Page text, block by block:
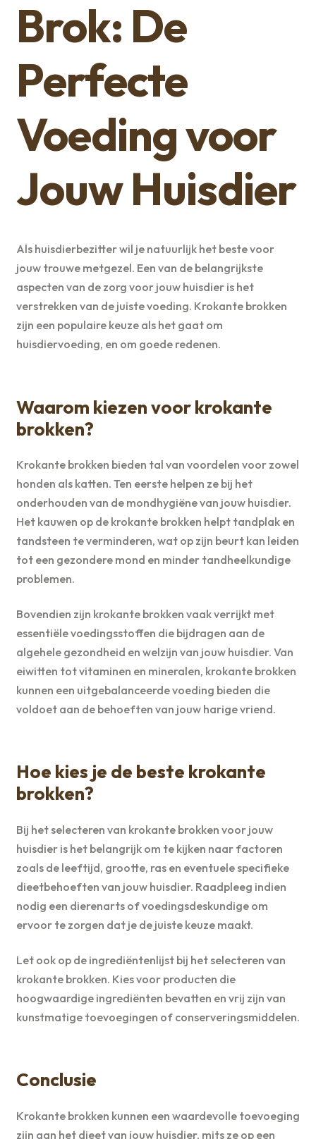
Brok: De
Perfecte
Voeding voor
Jouw Huisdier
Als huisdierbezitter wil je natuurlijk het beste voor
jouw trouwe metgezel. Een van de belangrijkste
aspecten van de zorg voor jouw huisdier is het
verstrekken van de juiste voeding. Krokante brokken
zijn een populaire keuze als het gaat om
huisdiervoeding, en om goede redenen.
Waarom kiezen voor krokante
brokken?
Krokante brokken bieden tal van voordelen voor zowel
honden als katten. Ten eerste helpen ze bij het
onderhouden van de mondhygiëne van jouw huisdier.
Het kauwen op de krokante brokken helpt tandplak en
tandsteen te verminderen, wat op zijn beurt kan leiden
tot een gezondere mond en minder tandheelkundige
problemen.
Bovendien zijn krokante brokken vaak verrijkt met
essentiële voedingsstoffen die bijdragen aan de
algehele gezondheid en welzijn van jouw huisdier. Van
eiwitten tot vitaminen en mineralen, krokante brokken
kunnen een uitgebalanceerde voeding bieden die
voldoet aan de behoeften van jouw harige vriend.
Hoe kies je de beste krokante
brokken?
Bij het selecteren van krokante brokken voor jouw
huisdier is het belangrijk om te kijken naar factoren
zoals de leeftijd, grootte, ras en eventuele specifieke
dieetbehoeften van jouw huisdier. Raadpleeg indien
nodig een dierenarts of voedingsdeskundige om
ervoor te zorgen dat je de juiste keuze maakt.
Let ook op de ingrediëntenlijst bij het selecteren van
krokante brokken. Kies voor producten die
hoogwaardige ingrediënten bevatten en vrij zijn van
kunstmatige toevoegingen of conserveringsmiddelen.
Conclusie
Krokante brokken kunnen een waardevolle toevoeging
zijn aan het dieet van jouw huisdier, mits ze op een